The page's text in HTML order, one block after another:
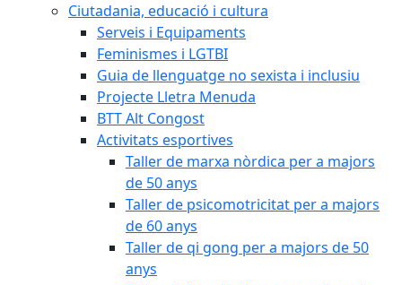
Ciutadania, educació i cultura
Serveis i Equipaments
Feminismes i LGTBI
Guia de llenguatge no sexista i inclusiu
Projecte Lletra Menuda
BTT Alt Congost
Activitats esportives
Taller de marxa nòrdica per a majors
de 50 anys
Taller de psicomotricitat per a majors
de 60 anys
Taller de qi gong per a majors de 50
anys